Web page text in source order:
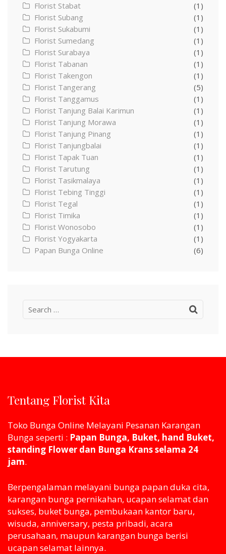
Florist Stabat
(1)
Florist Subang
(1)
Florist Sukabumi
(1)
Florist Sumedang
(1)
Florist Surabaya
(1)
Florist Tabanan
(1)
Florist Takengon
(1)
Florist Tangerang
(5)
Florist Tanggamus
(1)
Florist Tanjung Balai Karimun
(1)
Florist Tanjung Morawa
(1)
Florist Tanjung Pinang
(1)
Florist Tanjungbalai
(1)
Florist Tapak Tuan
(1)
Florist Tarutung
(1)
Florist Tasikmalaya
(1)
Florist Tebing Tinggi
(1)
Florist Tegal
(1)
Florist Timika
(1)
Florist Wonosobo
(1)
Florist Yogyakarta
(1)
Papan Bunga Online
(6)
Search
Tentang Florist Kita
Toko Bunga Online Melayani Pesanan Karangan
Bunga seperti : Papan Bunga, Buket, hand Buket,
standing Flower dan Bunga Krans selama 24
jam.
Berpengalaman melayani bunga papan duka cita,
karangan bunga pernikahan, ucapan selamat dan
sukses, buket bunga, pembukaan kantor baru,
wisuda, anniversary, pesta pribadi, acara
perusahaan, maupun karangan bunga berisi
ucapan selamat lainnya.